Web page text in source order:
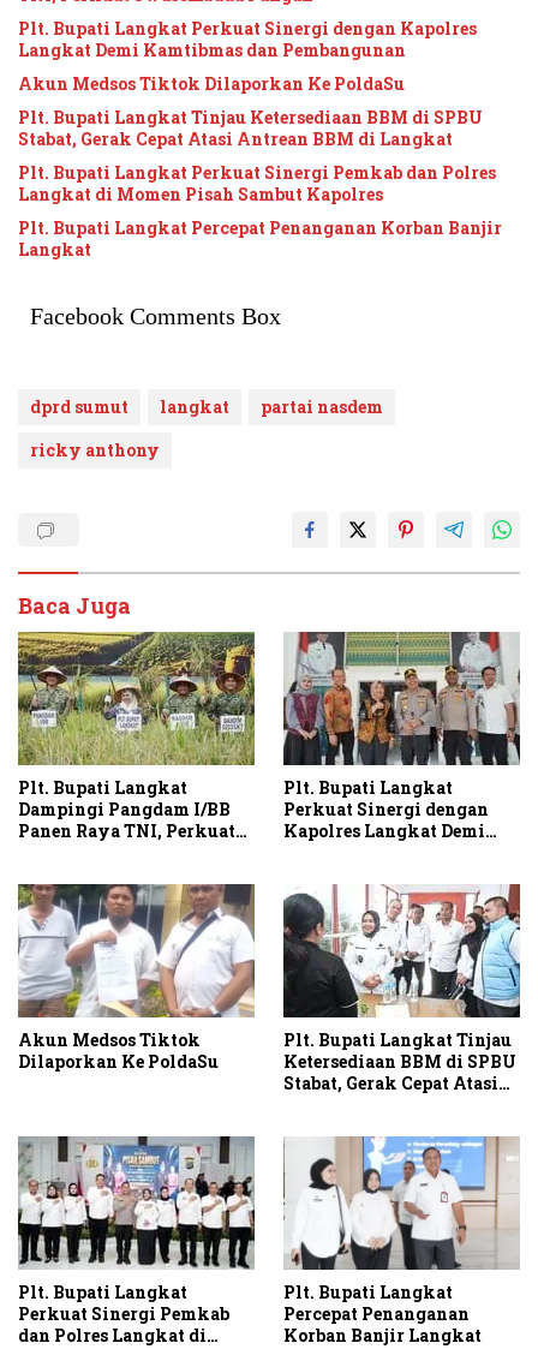
Plt. Bupati Langkat Perkuat Sinergi dengan Kapolres
Langkat Demi Kamtibmas dan Pembangunan
Akun Medsos Tiktok Dilaporkan Ke PoldaSu
Plt. Bupati Langkat Tinjau Ketersediaan BBM di SPBU
Stabat, Gerak Cepat Atasi Antrean BBM di Langkat
Plt. Bupati Langkat Perkuat Sinergi Pemkab dan Polres
Langkat di Momen Pisah Sambut Kapolres
Plt. Bupati Langkat Percepat Penanganan Korban Banjir
Langkat
Facebook Comments Box
dprd sumut langkat
partai nasdem
ricky anthony
Baca Juga
Plt. Bupati Langkat
Dampingi Pangdam I/BB
Panen Raya TNI, Perkuat
Plt. Bupati Langkat
Perkuat Sinergi dengan
Kapolres Langkat Demi
Akun Medsos Tiktok
Dilaporkan Ke PoldaSu
Plt. Bupati Langkat Tinjau
Ketersediaan BBM di SPBU
Stabat, Gerak Cepat Atasi
Plt. Bupati Langkat
Perkuat Sinergi Pemkab
dan Polres Langkat di
Plt. Bupati Langkat
Percepat Penanganan
Korban Banjir Langkat